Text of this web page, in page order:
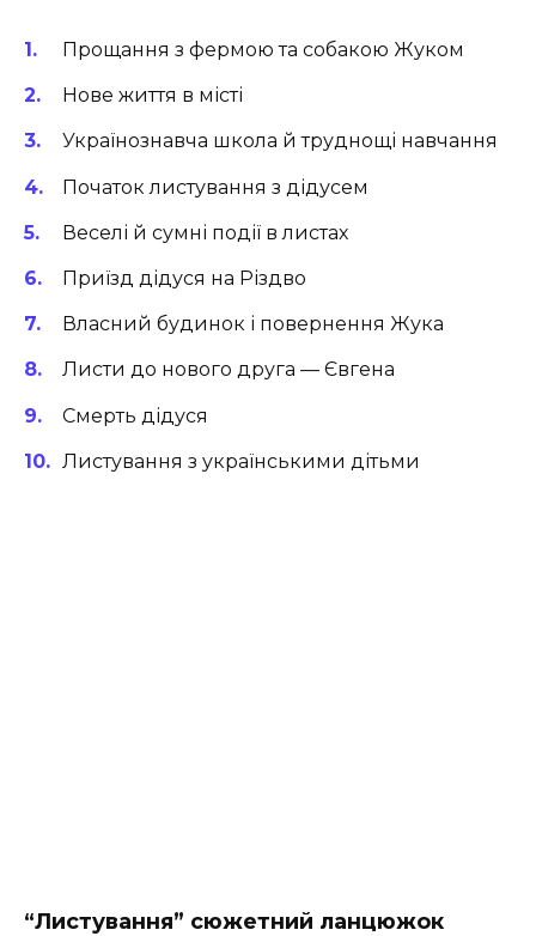
Прощання з фермою та собакою Жуком
Нове життя в місті
Українознавча школа й труднощі навчання
Початок листування з дідусем
Веселі й сумні події в листах
Приїзд дідуся на Різдво
Власний будинок і повернення Жука
Листи до нового друга — Євгена
Смерть дідуся
Листування з українськими дітьми
“Листування” сюжетний ланцюжок